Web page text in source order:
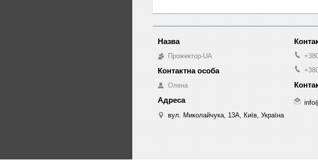
Прожектор-UA
Олена
вул. Миколайчука, 13А, Київ, Україна